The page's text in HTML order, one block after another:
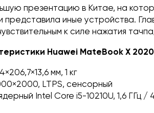
презентацию в Китае, на
представила иные устройства.
к силе нажатия
Huawei MateBook X
мм, 1 кг
LTPS, сенсорный
Intel Core i5-10210U, 1,6 ГГц